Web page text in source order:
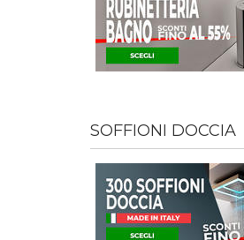
SOFFIONI DOCCIA